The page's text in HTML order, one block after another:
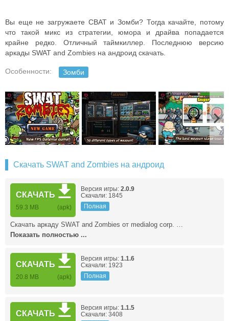
Вы еще не загружаете СВАТ и Зомби? Тогда качайте, потому
что такой микс из стратегии, юмора и драйва попадается
крайне редко. Отличный таймкиллер. Последнюю версию
аркады SWAT and Zombies на андроид скачать.
Особенности: Зомби
Скачать SWAT and Zombies на андроид
СКАЧАТЬ
59.3 MB (apk)
Версия игры: 2.0.9
Скачали: 1845
Полная
Скачать аркаду SWAT and Zombies от medialog corp. …
Показать полностью ...
СКАЧАТЬ
20.8 MB (apk)
Версия игры: 1.1.6
Скачали: 1923
Полная
СКАЧАТЬ
Версия игры: 1.1.5
Скачали: 3408